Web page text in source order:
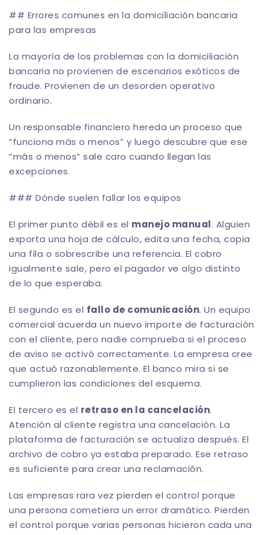
## Errores comunes en la domiciliación bancaria
para las empresas
La mayoría de los problemas con la domiciliación
bancaria no provienen de escenarios exóticos de
fraude. Provienen de un desorden operativo
ordinario.
Un responsable financiero hereda un proceso que
“funciona más o menos” y luego descubre que ese
“más o menos” sale caro cuando llegan las
excepciones.
### Dónde suelen fallar los equipos
El primer punto débil es el manejo manual. Alguien
exporta una hoja de cálculo, edita una fecha, copia
una fila o sobrescribe una referencia. El cobro
igualmente sale, pero el pagador ve algo distinto
de lo que esperaba.
El segundo es el fallo de comunicación. Un equipo
comercial acuerda un nuevo importe de facturación
con el cliente, pero nadie comprueba si el proceso
de aviso se activó correctamente. La empresa cree
que actuó razonablemente. El banco mira si se
cumplieron las condiciones del esquema.
El tercero es el retraso en la cancelación.
Atención al cliente registra una cancelación. La
plataforma de facturación se actualiza después. El
archivo de cobro ya estaba preparado. Ese retraso
es suficiente para crear una reclamación.
Las empresas rara vez pierden el control porque
una persona cometiera un error dramático. Pierden
el control porque varias personas hicieron cada una